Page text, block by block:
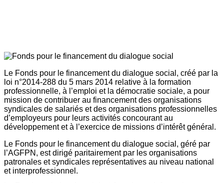
Le Fonds pour le financement du dialogue social, créé par la
loi n°2014-288 du 5 mars 2014 relative à la formation
professionnelle, à l’emploi et la démocratie sociale, a pour
mission de contribuer au financement des organisations
syndicales de salariés et des organisations professionnelles
d’employeurs pour leurs activités concourant au
développement et à l’exercice de missions d’intérêt général.
Le Fonds pour le financement du dialogue social, géré par
l’AGFPN, est dirigé paritairement par les organisations
patronales et syndicales représentatives au niveau national
et interprofessionnel.